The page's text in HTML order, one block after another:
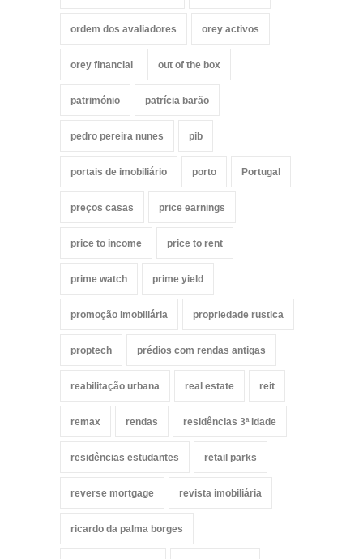
ordem dos avaliadores orey activos
orey financial out of the box
património patrícia barão
pedro pereira nunes pib
portais de imobiliário porto Portugal
preços casas price earnings
price to income price to rent
prime watch prime yield
promoção imobiliária propriedade rustica
proptech prédios com rendas antigas
reabilitação urbana real estate reit
remax rendas residências 3ª idade
residências estudantes retail parks
reverse mortgage revista imobiliária
ricardo da palma borges